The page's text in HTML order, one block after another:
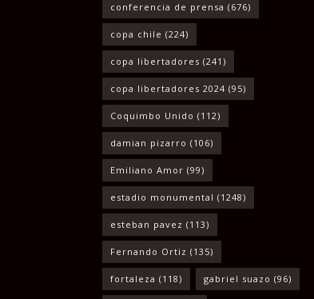
conferencia de prensa (676)
copa chile (224)
copa libertadores (241)
copa libertadores 2024 (95)
Coquimbo Unido (112)
damian pizarro (106)
Emiliano Amor (99)
estadio monumental (1248)
esteban pavez (113)
Fernando Ortiz (135)
fortaleza (118) gabriel suazo (96)